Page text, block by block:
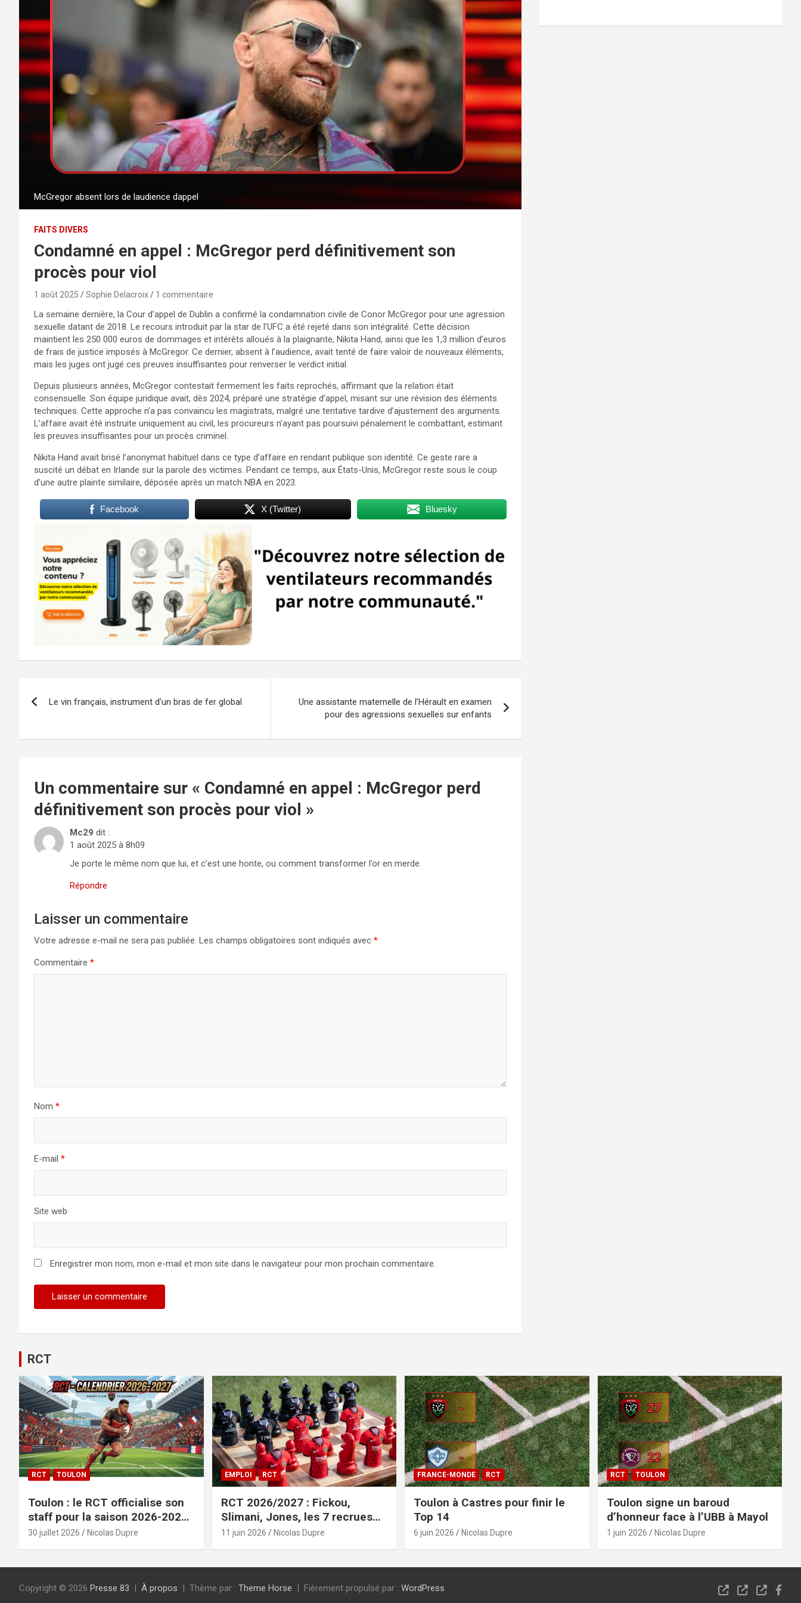
McGregor absent lors de laudience dappel
FAITS DIVERS
Condamné en appel : McGregor perd définitivement son
procès pour viol
1 août 2025 Sophie Delacroix 1 commentaire
La semaine dernière, la Cour d’appel de Dublin a confirmé la condamnation civile de Conor McGregor pour une agression
sexuelle datant de 2018. Le recours introduit par la star de l’UFC a été rejeté dans son intégralité. Cette décision
maintient les 250 000 euros de dommages et intérêts alloués à la plaignante, Nikita Hand, ainsi que les 1,3 million d’euros
de frais de justice imposés à McGregor. Ce dernier, absent à l’audience, avait tenté de faire valoir de nouveaux éléments,
mais les juges ont jugé ces preuves insuffisantes pour renverser le verdict initial.
Depuis plusieurs années, McGregor contestait fermement les faits reprochés, affirmant que la relation était
consensuelle. Son équipe juridique avait, dès 2024, préparé une stratégie d’appel, misant sur une révision des éléments
techniques. Cette approche n’a pas convaincu les magistrats, malgré une tentative tardive d’ajustement des arguments.
L’affaire avait été instruite uniquement au civil, les procureurs n’ayant pas poursuivi pénalement le combattant, estimant
les preuves insuffisantes pour un procès criminel.
Nikita Hand avait brisé l’anonymat habituel dans ce type d’affaire en rendant publique son identité. Ce geste rare a
suscité un débat en Irlande sur la parole des victimes. Pendant ce temps, aux États-Unis, McGregor reste sous le coup
d’une autre plainte similaire, déposée après un match NBA en 2023.
Facebook X (Twitter) Bluesky
de
l’article
Le vin français, instrument d’un bras de fer global
Une assistante maternelle de l’Hérault en examen
pour des agressions sexuelles sur enfants
Un commentaire sur « Condamné en appel : McGregor perd
définitivement son procès pour viol »
Mc29 dit :
1 août 2025 à 8h09
Je porte le même nom que lui, et c’est une honte, ou comment transformer l’or en merde.
Répondre
Laisser un commentaire
Votre adresse e-mail ne sera pas publiée. Les champs obligatoires sont indiqués avec *
Commentaire *
Nom *
E-mail *
Site web
Enregistrer mon nom, mon e-mail et mon site dans le navigateur pour mon prochain commentaire.
RCT
RCT TOULON
Toulon : le RCT officialise son
staff pour la saison 2026-2027+
le calendrier
30 juillet 2026 Nicolas Dupre
EMPLOI RCT
RCT 2026/2027 : Fickou,
Slimani, Jones, les 7 recrues
officialisées
11 juin 2026 Nicolas Dupre
FRANCE-MONDE RCT
Toulon à Castres pour finir le
Top 14
6 juin 2026 Nicolas Dupre
RCT TOULON
Toulon signe un baroud
d’honneur face à l’UBB à Mayol
1 juin 2026 Nicolas Dupre
Copyright © 2026 Presse 83 À propos Thème par : Theme Horse Fièrement propulsé par : WordPress